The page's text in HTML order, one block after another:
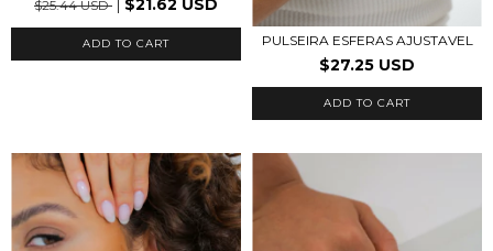
$25.44 USD
$21.62 USD
ADD TO CART PULSEIRA ESFERAS AJUSTAVEL
$27.25 USD
ADD TO CART